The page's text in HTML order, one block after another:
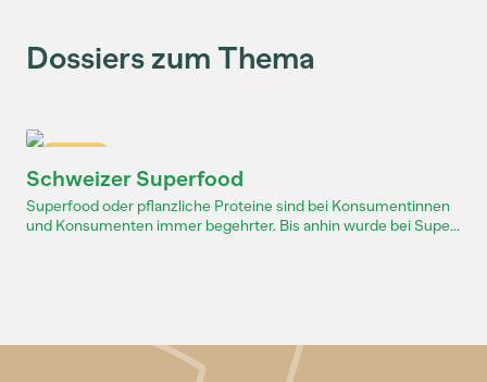
Dossiers zum Thema
Schweizer Superfood
Superfood oder pflanzliche Proteine sind bei Konsumentinnen
und Konsumenten immer begehrter. Bis anhin wurde bei Supe...